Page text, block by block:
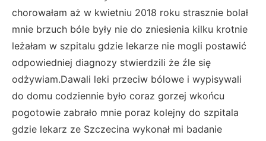
chorowałam aż w kwietniu 2018 roku strasznie bolał
mnie brzuch bóle były nie do zniesienia kilku krotnie
leżałam w szpitalu gdzie lekarze nie mogli postawić
odpowiedniej diagnozy stwierdzili że źle się
odżywiam.Dawali leki przeciw bólowe i wypisywali
do domu codziennie było coraz gorzej wkońcu
pogotowie zabrało mnie poraz kolejny do szpitala
gdzie lekarz ze Szczecina wykonał mi badanie